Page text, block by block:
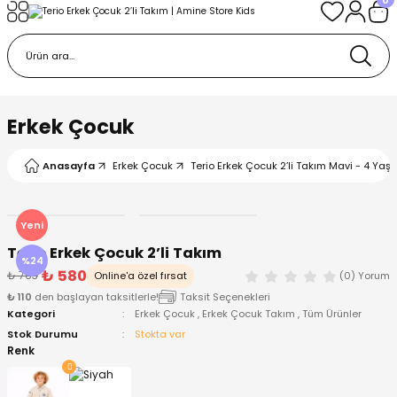
Erkek Çocuk
Anasayfa Erkek Çocuk Terio Erkek Çocuk 2’li Takım Mavi - 4 Yaş
Yeni
%24
Terio Erkek Çocuk 2’li Takım
₺ 763 ₺ 580 Online'a özel fırsat
(0) Yorum
₺ 110 den başlayan taksitlerle!
Taksit Seçenekleri
Kategori
Erkek Çocuk , Erkek Çocuk Takım ,Tüm Ürünler
Stok Durumu
Stokta var
Renk
Giyim
Bere ve Eldiven
Body
Bere ve Eldiven
Body
ve Patik
Çıkışı ve Zıbın Seti
Ürünleri